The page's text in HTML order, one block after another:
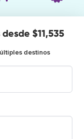
$11,535
destinos